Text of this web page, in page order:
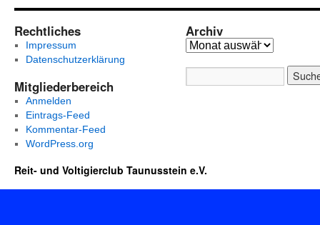
Rechtliches
Impressum
Datenschutzerklärung
Mitgliederbereich
Anmelden
Eintrags-Feed
Kommentar-Feed
WordPress.org
Archiv
Reit- und Voltigierclub Taunusstein e.V.